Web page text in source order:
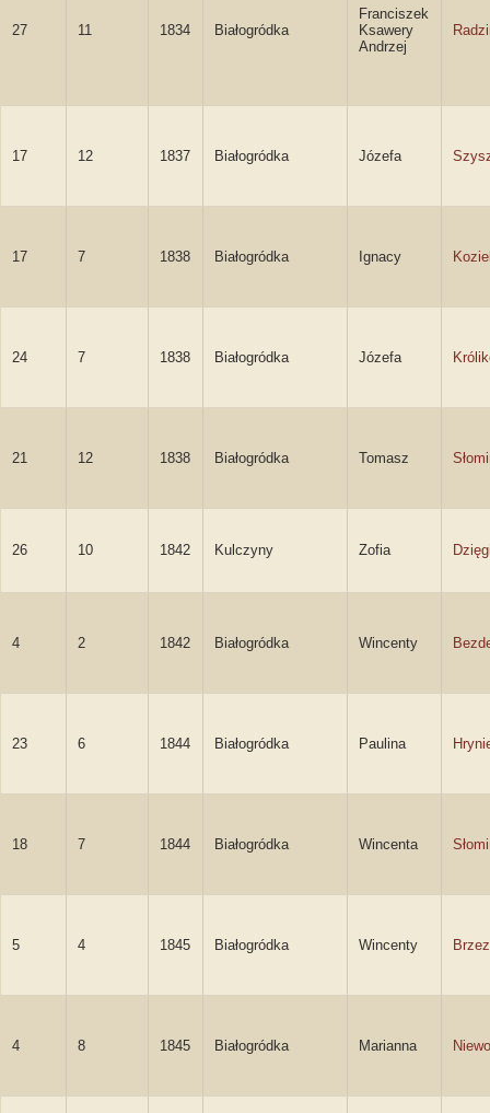
27 11 1834 Białogródka
Franciszek
Ksawery
Andrzej
17 12 1837 Białogródka Józefa
17 7 1838 Białogródka Ignacy
24 7 1838 Białogródka Józefa
21 12 1838 Białogródka Tomasz
26 10 1842 Kulczyny Zofia
4 2 1842 Białogródka Wincenty
23 6 1844 Białogródka Paulina
18 7 1844 Białogródka Wincenta
5 4 1845 Białogródka Wincenty
4 8 1845 Białogródka Marianna